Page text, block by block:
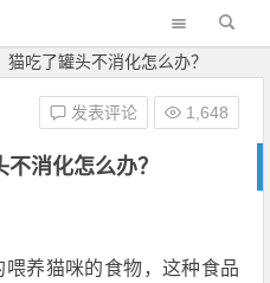
猫吃了罐头不消化怎么办？
消化怎么办？
发表评论 1,648
养猫咪的食物，这种食品